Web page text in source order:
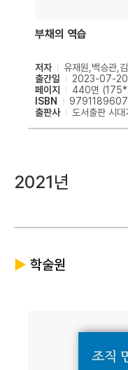
부채의 역습
저자
유재원,백승관,
출간일
2023-07-20
페이지
440면
ISBN
출판사
도서출판 시대
2021년
▶ 학술원